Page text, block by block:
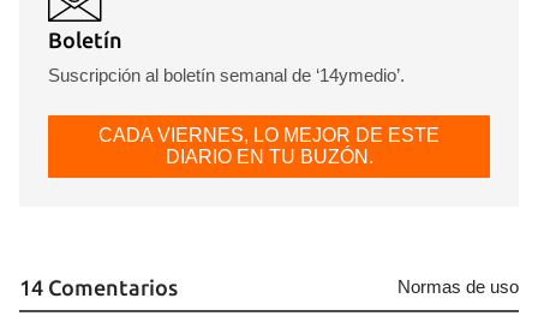
Boletín
Suscripción al boletín semanal de ‘14ymedio’.
CADA VIERNES, LO MEJOR DE ESTE
DIARIO EN TU BUZÓN.
14 Comentarios Normas de uso